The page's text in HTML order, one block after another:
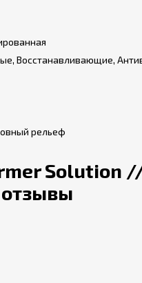
Восстанавливающие,
рельеф